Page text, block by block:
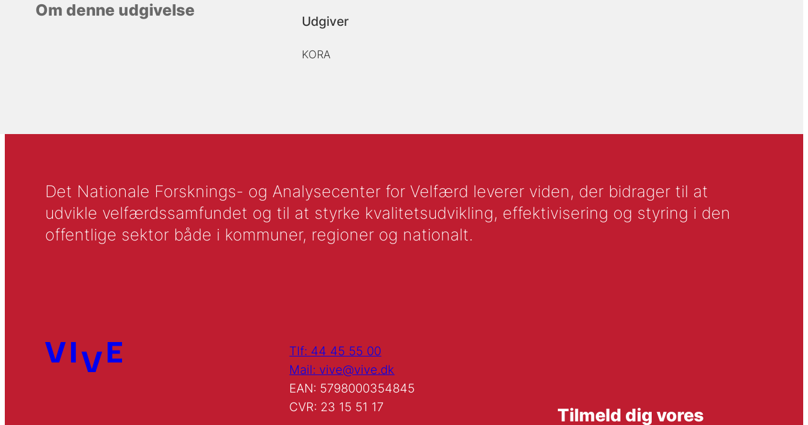
Om denne udgivelse
Udgiver
KORA
Det Nationale Forsknings- og Analysecenter for Velfærd leverer viden, der bidrager til at
udvikle velfærdssamfundet og til at styrke kvalitetsudvikling, effektivisering og styring i den
offentlige sektor både i kommuner, regioner og nationalt.
Tlf: 44 45 55 00
Mail: vive@vive.dk
EAN: 5798000354845
CVR: 23 15 51 17
Tilmeld dig vores